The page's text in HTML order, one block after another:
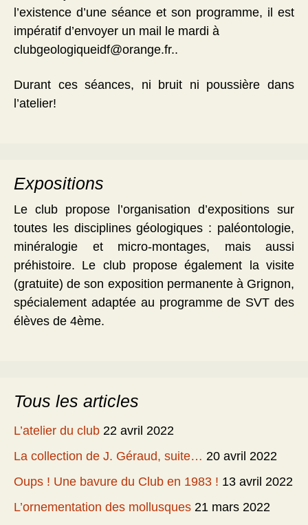
l’existence d’une séance et son programme, il est
impératif d’envoyer un mail le mardi à
clubgeologiqueidf@orange.fr..
Durant ces séances, ni bruit ni poussière dans
l’atelier!
Expositions
Le club propose l’organisation d’expositions sur
toutes les disciplines géologiques : paléontologie,
minéralogie et micro-montages, mais aussi
préhistoire. Le club propose également la visite
(gratuite) de son exposition permanente à Grignon,
spécialement adaptée au programme de SVT des
élèves de 4ème.
Tous les articles
L’atelier du club 22 avril 2022
La collection de J. Géraud, suite… 20 avril 2022
Oups ! Une bavure du Club en 1983 ! 13 avril 2022
L’ornementation des mollusques 21 mars 2022